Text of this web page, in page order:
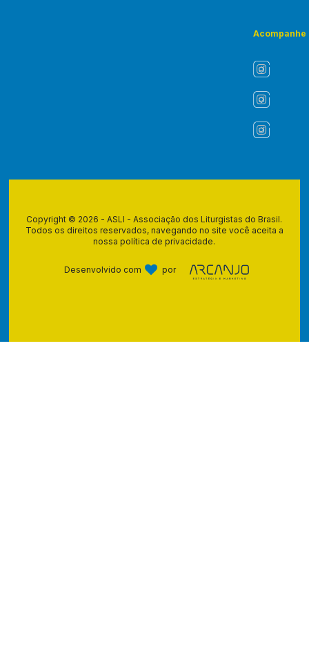
Acompanhe
Copyright © 2026 - ASLI - Associação dos Liturgistas do Brasil.
Todos os direitos reservados, navegando no site você aceita a
nossapolítica de privacidade.
Desenvolvido com por